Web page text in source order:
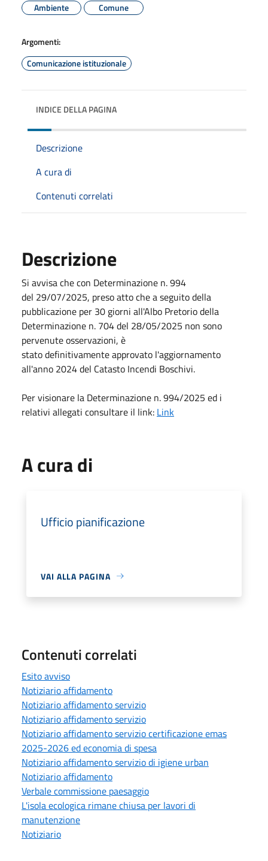
Ambiente
Comune
Argomenti:
Comunicazione istituzionale
INDICE DELLA PAGINA
Descrizione
A cura di
Contenuti correlati
Descrizione
Si avvisa che con Determinazione n. 994
del 29/07/2025, preso atto che a seguito della
pubblicazione per 30 giorni all'Albo Pretorio della
Determinazione n. 704 del 28/05/2025 non sono
pervenute osservazioni, è
stato definitivamente approvato l'aggiornamento
all'anno 2024 del Catasto Incendi Boschivi.
Per visionare la Determinazione n. 994/2025 ed i
relativi allegati consultare il link: Link
A cura di
Ufficio pianificazione
VAI ALLA PAGINA
Contenuti correlati
Esito avviso
Notiziario affidamento
Notiziario affidamento servizio
Notiziario affidamento servizio
Notiziario affidamento servizio certificazione emas
2025-2026 ed economia di spesa
Notiziario affidamento servizio di igiene urban
Notiziario affidamento
Verbale commissione paesaggio
L'isola ecologica rimane chiusa per lavori di
manutenzione
Notiziario